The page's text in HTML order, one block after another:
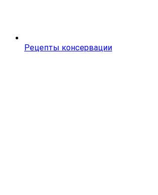
Рецепты консервации